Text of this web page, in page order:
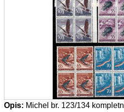
Opis: Michel br. 123/134